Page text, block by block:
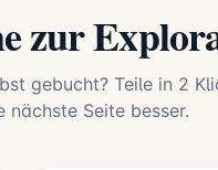
zur
gebucht? Teile in 2
Seite besser.